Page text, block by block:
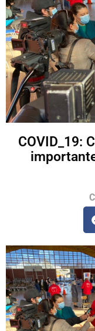
COVID_19: